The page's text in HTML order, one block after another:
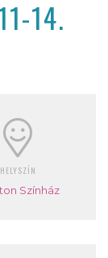
14.
HELYSZÍN
Színház